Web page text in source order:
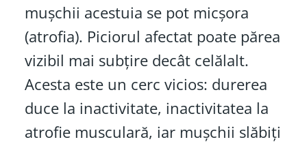
mușchii acestuia se pot micșora
(atrofia). Piciorul afectat poate părea
vizibil mai subțire decât celălalt.
Acesta este un cerc vicios: durerea
duce la inactivitate, inactivitatea la
atrofie musculară, iar mușchii slăbiți